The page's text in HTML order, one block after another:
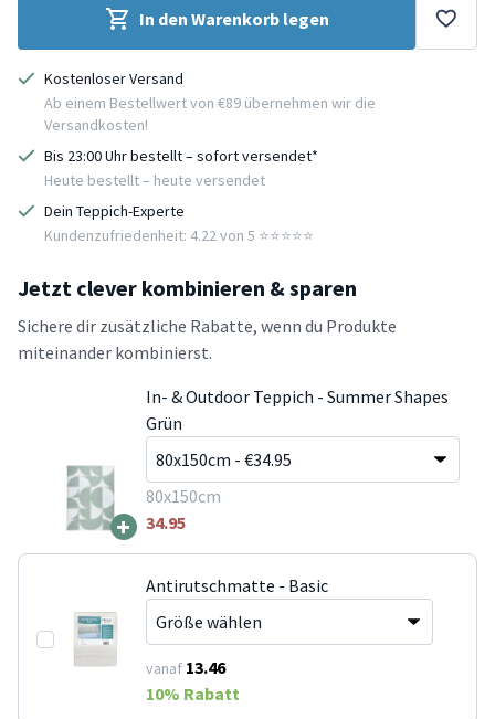
In den Warenkorb legen
Kostenloser Versand
Ab einem Bestellwert von €89 übernehmen wir die
Versandkosten!
Bis 23:00 Uhr bestellt – sofort versendet*
Heute bestellt – heute versendet
Dein Teppich-Experte
Kundenzufriedenheit: 4.22 von 5 ⭐️⭐️⭐️⭐️⭐️
Jetzt clever kombinieren & sparen
Sichere dir zusätzliche Rabatte, wenn du Produkte
miteinander kombinierst.
+
In- & Outdoor Teppich - Summer Shapes
Grün
80x150cm
34.95
Antirutschmatte - Basic
vanaf 13.46
10% Rabatt